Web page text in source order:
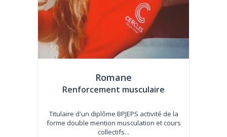
Romane
Renforcement musculaire
Titulaire d'un diplôme BPJEPS activité de la
forme double mention musculation et cours
collectifs...